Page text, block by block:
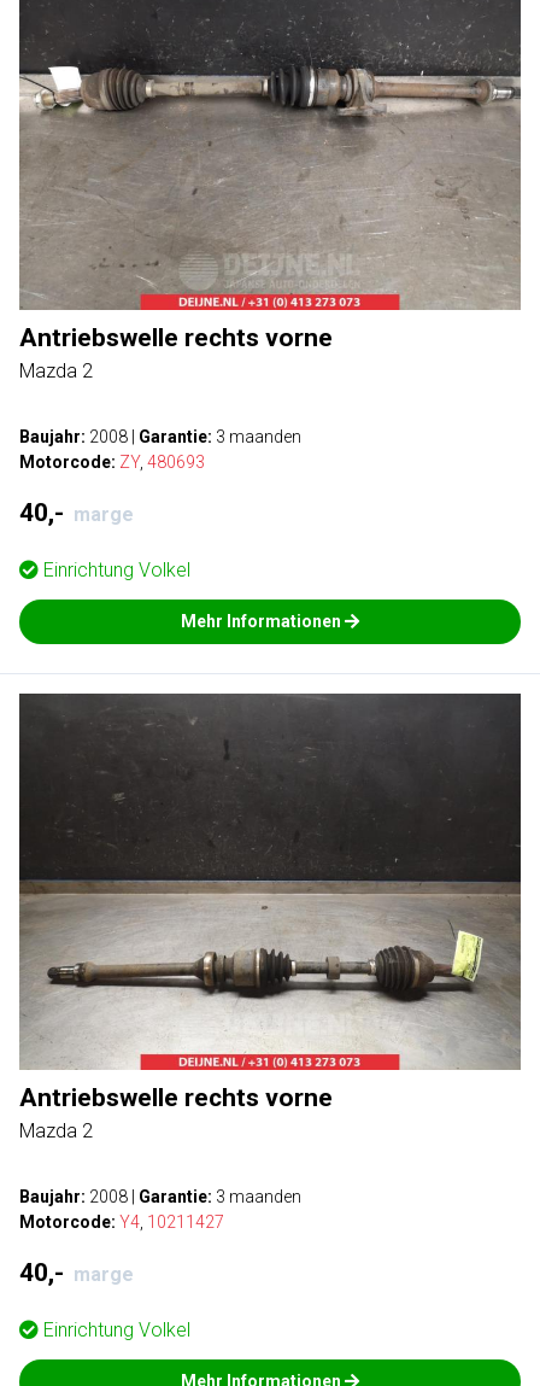
Antriebswelle rechts vorne
Mazda 2
Baujahr: 2008 Garantie: 3 maanden
Motorcode: ZY, 480693
40,- marge
Einrichtung Volkel
Mehr Informationen
Antriebswelle rechts vorne
Mazda 2
Baujahr: 2008 Garantie: 3 maanden
Motorcode: Y4 10211427
40,- marge
Einrichtung Volkel
Mehr Informationen